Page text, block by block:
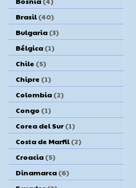
Brasil (40)
Bulgaria (3)
Bélgica (1)
Chile (5)
Chipre (1)
Colombia (2)
Congo (1)
Corea del Sur (1)
Costa de Marfil (2)
Croacia (5)
Dinamarca (6)